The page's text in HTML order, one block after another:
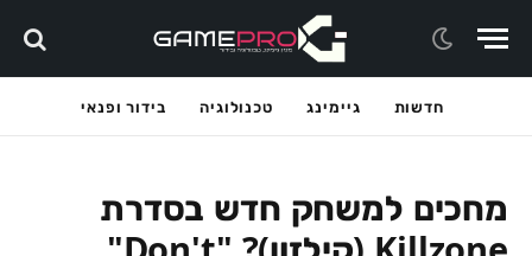
חדשות גיימינג טכנולוגיה בידור ופנאי
מחכים למשחק חדש בסדרת